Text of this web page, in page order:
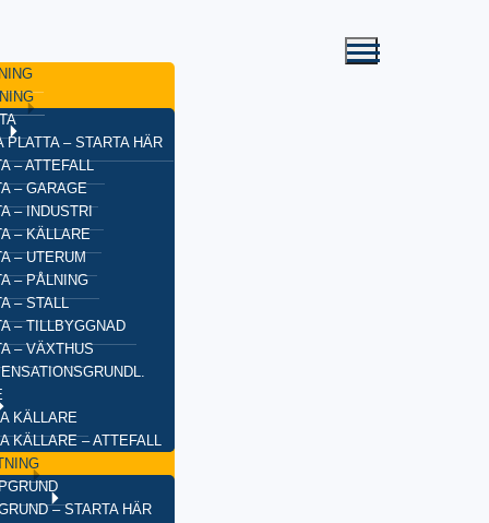
PLATTA – STARTA HÄR
– ATTEFALL
– GARAGE
– INDUSTRI
– KÄLLARE
– UTERUM
– PÅLNING
– STALL
– TILLBYGGNAD
– VÄXTHUS
KÄLLARE
KÄLLARE – ATTEFALL
– STARTA HÄR